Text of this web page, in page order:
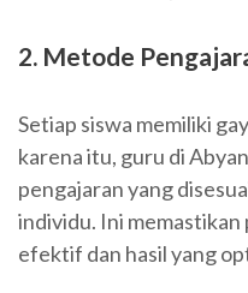
2. Metode
Setiap siswa memiliki
karena itu, guru di
pengajaran yang
individu. Ini memastikan
efektif dan hasil yang